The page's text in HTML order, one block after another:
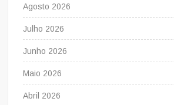
Agosto 2026
Julho 2026
Junho 2026
Maio 2026
Abril 2026